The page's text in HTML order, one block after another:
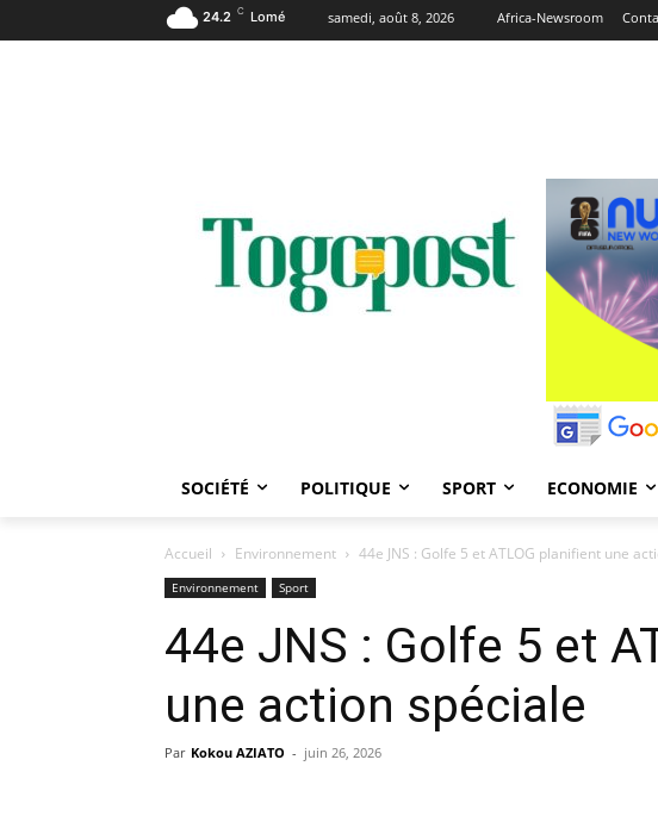
24.2 C Lomé samedi, août 8, 2026 Africa-Newsroom
SOCIÉTÉ POLITIQUE SPORT ECONOMIE
Accueil Environnement 44e JNS : Golfe 5 et ATLOG planifient une
Environnement Sport
44e JNS : Golfe 5 et
une action spéciale
Par Kokou AZIATO - juin 26, 2026